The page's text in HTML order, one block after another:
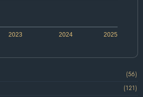
2024
2023 2025
(56)
(121)